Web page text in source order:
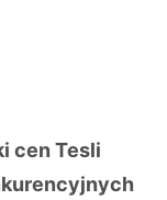
cen Tesli